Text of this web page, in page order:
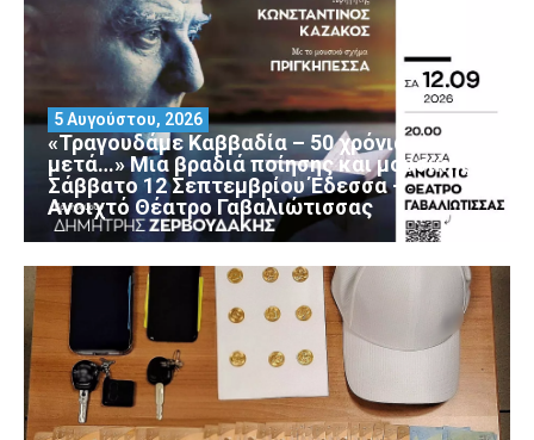
«Τραγουδάμε Καββαδία – 50 χρόνια
μετά…» Μια βραδιά ποίησης και μουσικής
Σάββατο 12 Σεπτεμβρίου Έδεσσα –
Ανοιχτό Θέατρο Γαβαλιώτισσας
5 Αυγούστου, 2026